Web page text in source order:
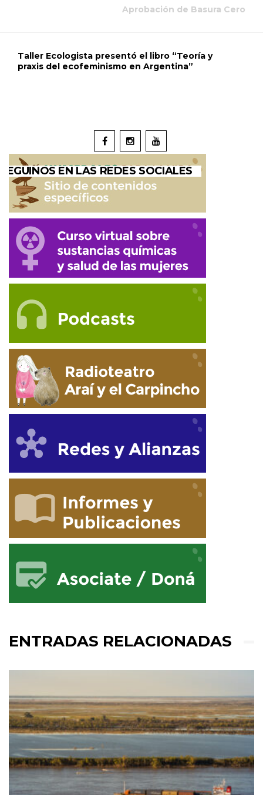
Aprobación de Basura Cero
Taller Ecologista presentó el libro “Teoría y
praxis del ecofeminismo en Argentina”
SEGUINOS EN LAS REDES SOCIALES
ENTRADAS RELACIONADAS